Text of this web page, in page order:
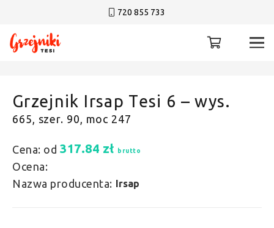
720 855 733
Grzejnik Irsap Tesi 6 – wys.
665, szer. 90, moc 247
Cena: od 317.84 zł brutto
Ocena:
Nazwa producenta: Irsap